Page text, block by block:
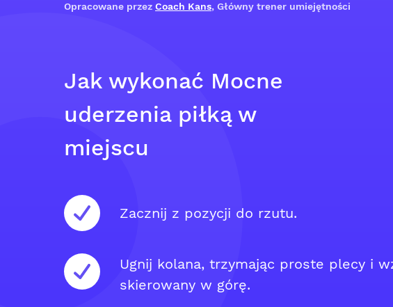
Opracowane przez Coach Kans, Główny trener umiejętności
Jak wykonać Mocne
uderzenia piłką w
miejscu
Zacznij z pozycji do rzutu.
Ugnij kolana, trzymając proste plecy i
skierowany w górę.